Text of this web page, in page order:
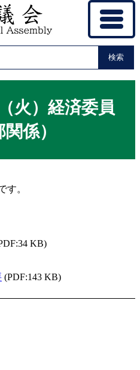
検索
火）経済委員
係）
す。
KB)
(PDF:143 KB)